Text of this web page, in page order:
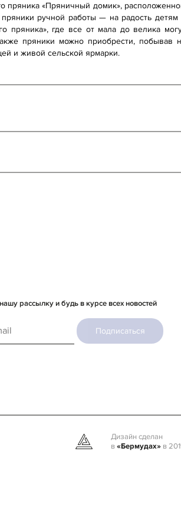
пряника «Пряничный домик»,
ручной работы — на радость детям
пряника», где все от мала до велика
пряники можно приобрести, побывав
и живой сельской ярмарки.
рассылку и будь в курсе всех новостей
Подписаться
Дизайн сделан
в«Бермудах» в